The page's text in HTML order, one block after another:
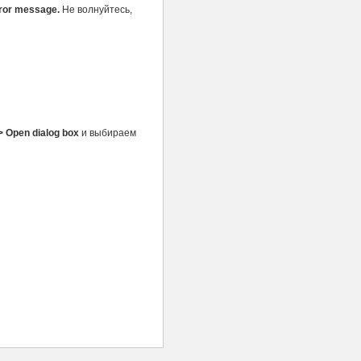
message. Не волнуйтесь,
Open dialog box и выбираем